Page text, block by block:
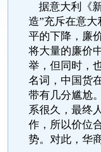
据意大利《
造”充斥在意
平的下降，廉
将大量的廉价
举，但同时，
名词，中国货
带有几分尴尬
系很久，最终
作，所以价位
势。对此，华